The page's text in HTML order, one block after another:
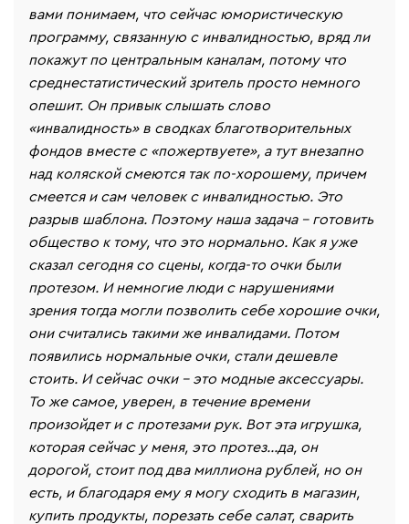
вами понимаем, что сейчас юмористическую
программу, связанную с инвалидностью, вряд ли
покажут по центральным каналам, потому что
среднестатистический зритель просто немного
опешит. Он привык слышать слово
«инвалидность» в сводках благотворительных
фондов вместе с «пожертвуете», а тут внезапно
над коляской смеются так по-хорошему, причем
смеется и сам человек с инвалидностью. Это
разрыв шаблона. Поэтому наша задача - готовить
общество к тому, что это нормально. Как я уже
сказал сегодня со сцены, когда-то очки были
протезом. И немногие люди с нарушениями
зрения тогда могли позволить себе хорошие очки,
они считались такими же инвалидами. Потом
появились нормальные очки, стали дешевле
стоить. И сейчас очки - это модные аксессуары.
То же самое, уверен, в течение времени
произойдет и с протезами рук. Вот эта игрушка,
которая сейчас у меня, это протез…да, он
дорогой, стоит под два миллиона рублей, но он
есть, и благодаря ему я могу сходить в магазин,
купить продукты, порезать себе салат, сварить